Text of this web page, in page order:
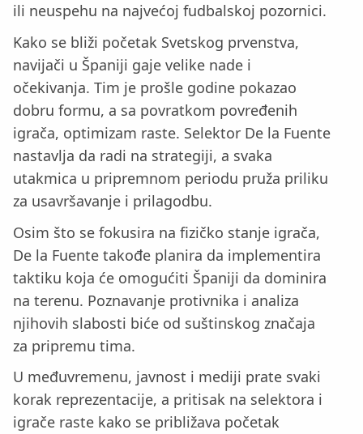
ili neuspehu na najvećoj fudbalskoj pozornici.
Kako se bliži početak Svetskog prvenstva,
navijači u Španiji gaje velike nade i
očekivanja. Tim je prošle godine pokazao
dobru formu, a sa povratkom povređenih
igrača, optimizam raste. Selektor De la Fuente
nastavlja da radi na strategiji, a svaka
utakmica u pripremnom periodu pruža priliku
za usavršavanje i prilagodbu.
Osim što se fokusira na fizičko stanje igrača,
De la Fuente takođe planira da implementira
taktiku koja će omogućiti Španiji da dominira
na terenu. Poznavanje protivnika i analiza
njihovih slabosti biće od suštinskog značaja
za pripremu tima.
U međuvremenu, javnost i mediji prate svaki
korak reprezentacije, a pritisak na selektora i
igrače raste kako se približava početak